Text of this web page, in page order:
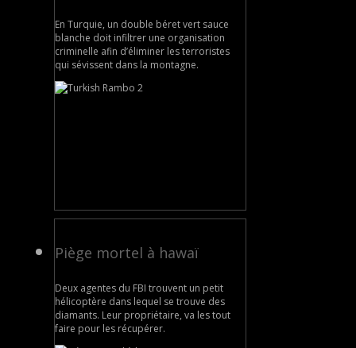
En Turquie, un double béret vert sauce
blanche doit infiltrer une organisation
criminelle afin d’éliminer les terroristes
qui sévissent dans la montagne.
Piège mortel à hawaï
Deux agentes du FBI trouvent un petit
hélicoptère dans lequel se trouve des
diamants. Leur propriétaire, va les tout
faire pour les récupérer.